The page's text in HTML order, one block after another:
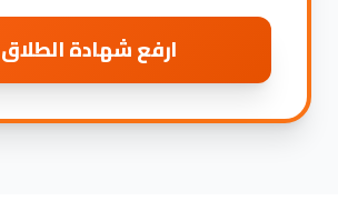
ارفع شهادة الطلاق